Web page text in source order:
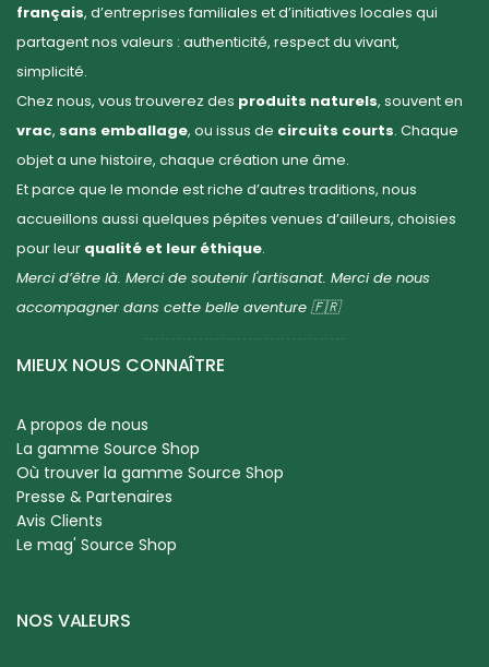
français, d’entreprises familiales et d’initiatives locales qui
partagent nos valeurs : authenticité, respect du vivant,
simplicité.
Chez nous, vous trouverez des produits naturels, souvent en
vrac, sans emballage, ou issus de circuits courts. Chaque
objet a une histoire, chaque création une âme.
Et parce que le monde est riche d’autres traditions, nous
accueillons aussi quelques pépites venues d’ailleurs, choisies
pour leur qualité et leur éthique.
Merci d’être là. Merci de soutenir l'artisanat. Merci de nous
accompagner dans cette belle aventure 🇫🇷
MIEUX NOUS CONNAÎTRE
A propos de nous
La gamme Source Shop
Où trouver la gamme Source Shop
Presse & Partenaires
Avis Clients
Le mag' Source Shop
NOS VALEURS